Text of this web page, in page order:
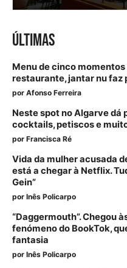
ÚLTIMAS
Menu de cinco
restaurante, jantar nu faz
por Afonso Ferreira
Neste spot no Algarve dá
cocktails, petiscos e
por Francisca Ré
Vida da mulher acusada
está a chegar à Netflix.
Gein”
por Inês Policarpo
“Daggermouth”. Chegou
fenómeno do BookTok,
fantasia
por Inês Policarpo